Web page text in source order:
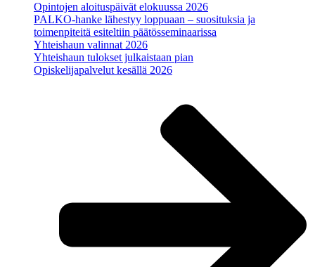
Opintojen aloituspäivät elokuussa 2026
PALKO-hanke lähestyy loppuaan – suosituksia ja
toimenpiteitä esiteltiin päätösseminaarissa
Yhteishaun valinnat 2026
Yhteishaun tulokset julkaistaan pian
Opiskelijapalvelut kesällä 2026